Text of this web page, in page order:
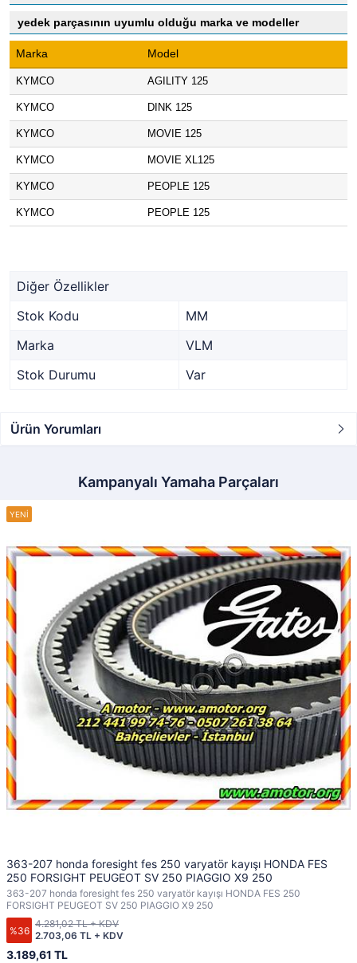
yedek parçasının uyumlu olduğu marka ve modeller
Marka Model
KYMCO AGILITY 125
KYMCO DINK 125
KYMCO MOVIE 125
KYMCO MOVIE XL125
KYMCO PEOPLE 125
KYMCO PEOPLE 125
Diğer Özellikler
Stok Kodu
MM
Marka
VLM
Stok Durumu
Var
Ürün Yorumları
Kampanyalı Yamaha Parçaları
363-207 honda foresight fes 250 varyatör kayışı HONDA FES
250 FORSIGHT PEUGEOT SV 250 PIAGGIO X9 250
363-207 honda foresight fes 250 varyatör kayışı HONDA FES 250
FORSIGHT PEUGEOT SV 250 PIAGGIO X9 250
%36
3.189,61 TL
2.703,06 TL + KDV
4.281,02 TL + KDV